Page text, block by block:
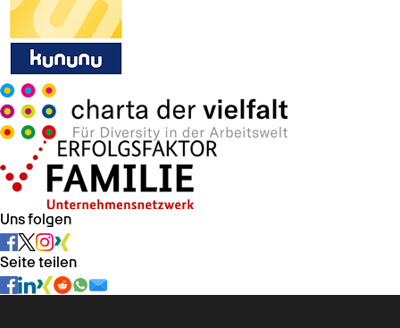
Uns folgen
Seite teilen